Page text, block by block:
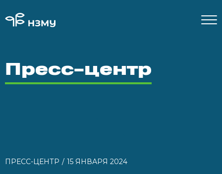
Пресс-центр
ПРЕСС-ЦЕНТР 15 ЯНВАРЯ 2024